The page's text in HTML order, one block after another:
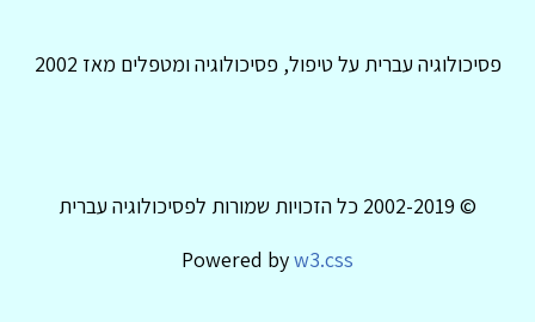
פסיכולוגיה עברית על טיפול, פסיכולוגיה ומטפלים מאז 2002
© 2002-2019 כל הזכויות שמורות לפסיכולוגיה עברית
Powered byw3.css